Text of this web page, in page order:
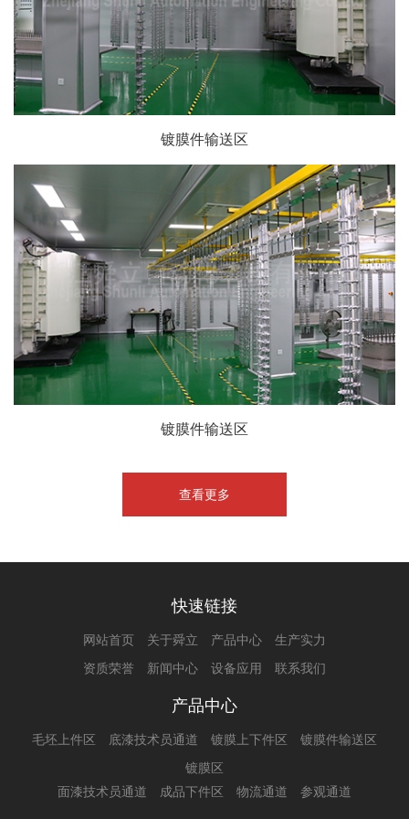
镀膜件输送区
镀膜件输送区
查看更多
快速链接
网站首页 关于舜立 产品中心
生产实力
资质荣誉
新闻中心 设备应用 联系我们
产品中心
毛坯上件区 底漆技术员通道 镀膜上下件区
镀膜件输送区
镀膜区
面漆技术员通道
成品下件区 物流通道 参观通道